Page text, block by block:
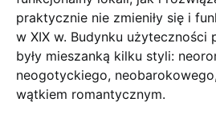
praktycznie nie zmieniły się i
w XIX w. Budynku użyteczności
były mieszanką kilku styli:
neogotyckiego,
wątkiem romantycznym.